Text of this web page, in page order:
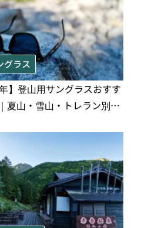
グラス
年】登山用サングラスおすす
夏山・雪山・トレラン別、